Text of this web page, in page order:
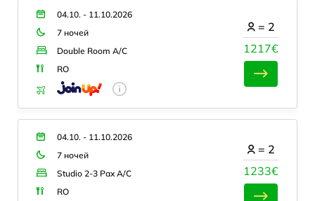
04.10. - 11.10.2026
7 ночей
Double Room A/C
RO
1217€
= 2
04.10. - 11.10.2026
7 ночей
Studio 2-3 Pax A/C
RO
1233€
= 2